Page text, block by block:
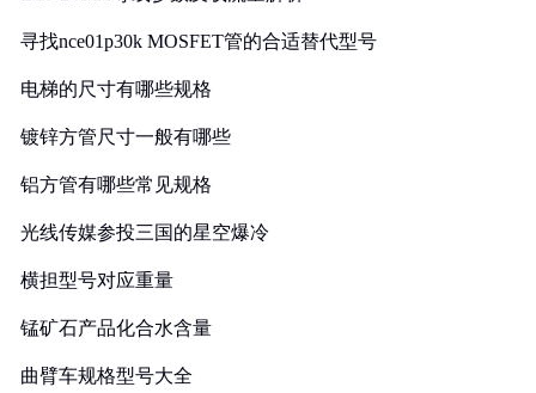
寻找nce01p30k MOSFET管的合适替代型号
电梯的尺寸有哪些规格
镀锌方管尺寸一般有哪些
铝方管有哪些常见规格
光线传媒参投三国的星空爆冷
横担型号对应重量
锰矿石产品化合水含量
曲臂车规格型号大全